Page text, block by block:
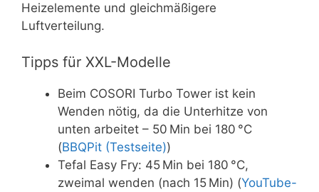
Heizelemente und gleichmäßigere
Luftverteilung.
Tipps für XXL-Modelle
Beim COSORI Turbo Tower ist kein
Wenden nötig, da die Unterhitze von
unten arbeitet – 50 Min bei 180 °C
(BBQPit (Testseite))
Tefal Easy Fry: 45 Min bei 180 °C,
zweimal wenden (nach 15 Min) (YouTube-